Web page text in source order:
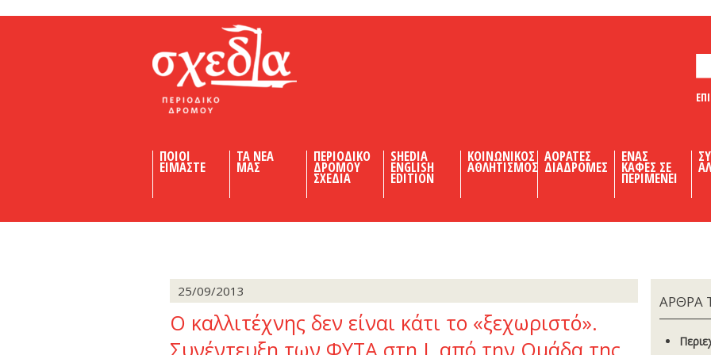
ΠΟΙΟΙ
ΕΙΜΑΣΤΕ
ΤΑ ΝΕΑ
ΜΑΣ
ΠΕΡΙΟΔΙΚΟ
ΔΡΟΜΟΥ
ΣΧΕΔΙΑ
SHEDIA
ENGLISH
EDITION
ΚΟΙΝΩΝΙΚΟΣ
ΑΘΛΗΤΙΣΜΟΣ
ΑΟΡΑΤΕΣ
ΔΙΑΔΡΟΜΕΣ
ΕΝΑΣ
ΚΑΦΕΣ ΣΕ
ΠΕΡΙΜΕΝΕΙ
25/09/2013
Ο καλλιτέχνης δεν είναι κάτι το «ξεχωριστό».
Συνέντευξη των ΦΥΤΑ στη J, από την Οµάδα της
ΑΡΘΡΑ